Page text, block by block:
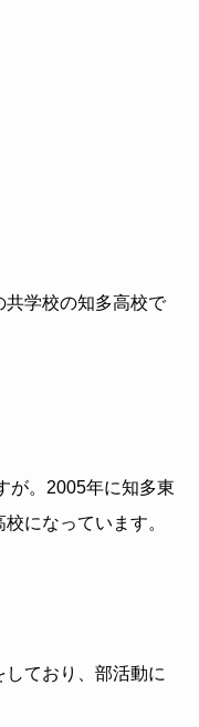
共学校の知多高校で
。 2005年に知多東
になっています。
ており、部活動に